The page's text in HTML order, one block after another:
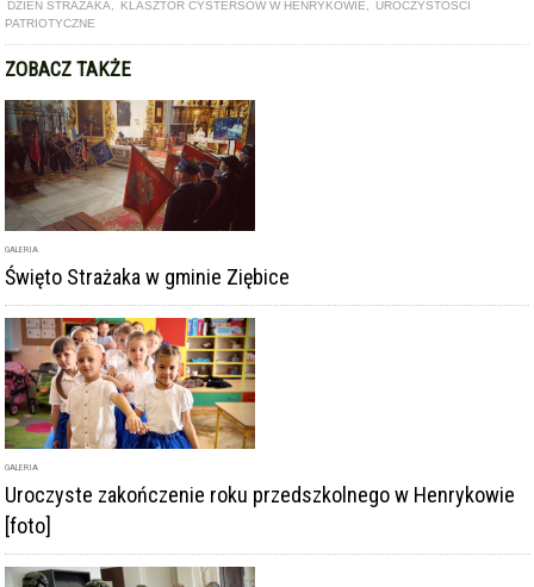
DZIEŃ STRAŻAKA, KLASZTOR CYSTERSÓW W HENRYKOWIE, UROCZYSTOŚCI
PATRIOTYCZNE
ZOBACZ TAKŻE
GALERIA
Święto Strażaka w gminie Ziębice
GALERIA
Uroczyste zakończenie roku przedszkolnego w Henrykowie
[foto]